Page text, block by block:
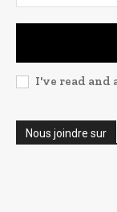
I've read and
Nous joindre sur